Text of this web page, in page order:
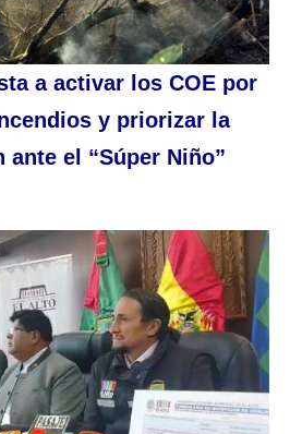
a activar los COE por
y priorizar la
ante el “Súper Niño”